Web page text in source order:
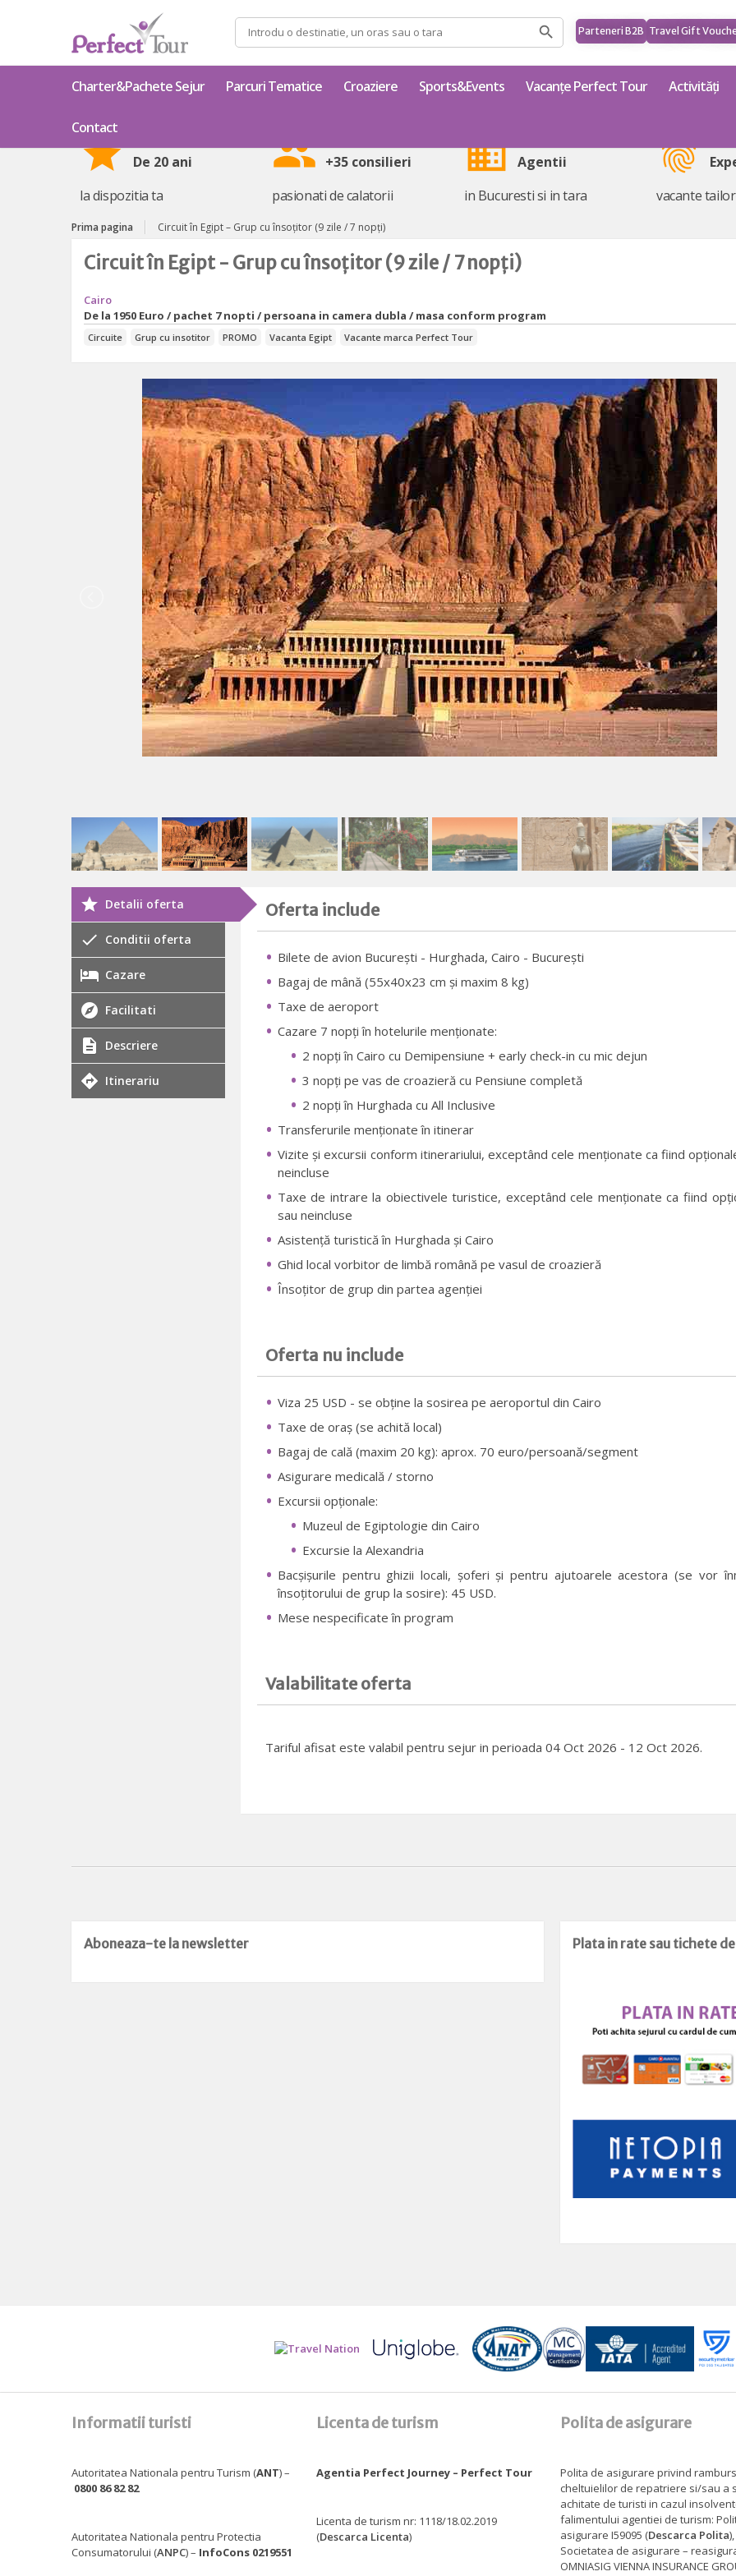
Parteneri B2B Travel Gift
Caută
după:
Charter&Pachete Sejur Parcuri Tematice Croaziere Sports&Events Vacanțe Perfect Tour Activități
Contact
star De 20 ani
la dispozitia ta
group +35 consilieri
pasionati de calatorii
business Agentii
in Bucuresti si in tara
fingerprint
vacante
Prima pagina Circuit în Egipt – Grup cu însoțitor (9 zile / 7 nopți)
Circuit în Egipt - Grup cu însoțitor (9 zile / 7 nopți)
Cairo
De la 1950 Euro / pachet 7 nopti / persoana in camera dubla / masa conform program
Circuite Grup cu insotitor PROMO Vacanta Egipt Vacante marca Perfect Tour
Detalii oferta
Conditii oferta
Cazare
Facilitati
Descriere
Itinerariu
Oferta include
Bilete de avion București - Hurghada, Cairo - București
Bagaj de mână (55x40x23 cm și maxim 8 kg)
Taxe de aeroport
Cazare 7 nopți în hotelurile menționate:
2 nopți în Cairo cu Demipensiune + early check-in cu mic dejun
3 nopți pe vas de croazieră cu Pensiune completă
2 nopți în Hurghada cu All Inclusive
Transferurile menționate în itinerar
Vizite și excursii conform itinerariului, exceptând cele menționate ca fiind
neincluse
Taxe de intrare la obiectivele turistice, exceptând cele menționate ca fiind
sau neincluse
Asistență turistică în Hurghada și Cairo
Ghid local vorbitor de limbă română pe vasul de croazieră
Însoțitor de grup din partea agenției
Oferta nu include
Viza 25 USD - se obține la sosirea pe aeroportul din Cairo
Taxe de oraș (se achită local)
Bagaj de cală (maxim 20 kg): aprox. 70 euro/persoană/segment
Asigurare medicală / storno
Excursii opționale:
Muzeul de Egiptologie din Cairo
Excursie la Alexandria
Bacșișurile pentru ghizii locali, șoferi și pentru ajutoarele acestora (se vor
însoțitorului de grup la sosire): 45 USD.
Mese nespecificate în program
Valabilitate oferta
Tariful afisat este valabil pentru sejur in perioada 04 Oct 2026 - 12 Oct 2026.
Aboneaza-te la newsletter Plata in rate sau tichete
Informatii turisti
Autoritatea Nationala pentru Turism (ANT) –
0800 86 82 82
Autoritatea Nationala pentru Protectia
Consumatorului (ANPC) – InfoCons 0219551
Licenta de turism
Agentia Perfect Journey – Perfect Tour
Licenta de turism nr: 1118/18.02.2019
(Descarca Licenta)
Polita de asigurare
Polita de asigurare privind
cheltuielilor de repatriere si/sau a
achitate de turisti in cazul
falimentului agentiei de turism:
asigurare I59095 (Descarca Polita
Societatea de asigurare –
OMNIASIG VIENNA INSURANCE